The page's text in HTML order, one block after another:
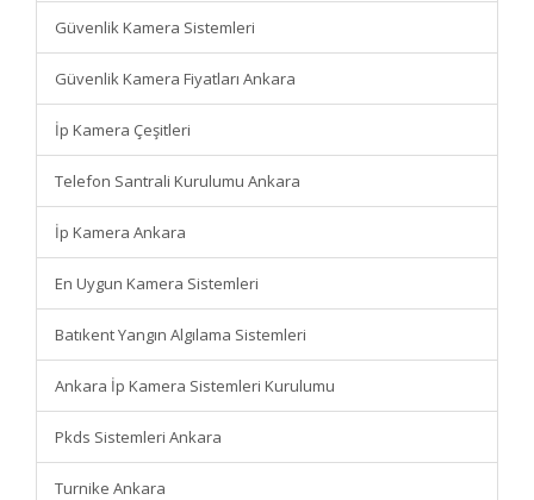
Güvenlik Kamera Sistemleri
Güvenlik Kamera Fiyatları Ankara
İp Kamera Çeşitleri
Telefon Santrali Kurulumu Ankara
İp Kamera Ankara
En Uygun Kamera Sistemleri
Batıkent Yangın Algılama Sistemleri
Ankara İp Kamera Sistemleri Kurulumu
Pkds Sistemleri Ankara
Turnike Ankara